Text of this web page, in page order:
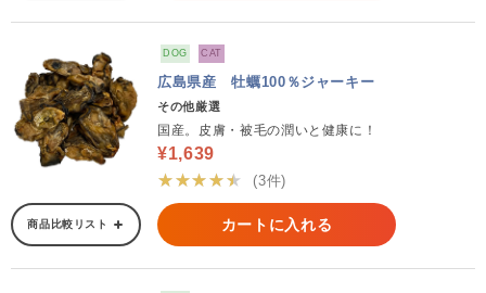
DOG CAT
広島県産 牡蠣100％ジャーキー
その他厳選
国産。皮膚・被毛の潤いと健康に！
¥1,639
★★★★★
(3件)
商品比較リスト カートに入れる